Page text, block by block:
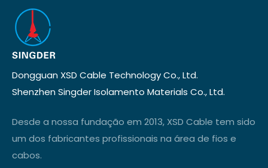
Dongguan XSD Cable Technology Co., Ltd.
Shenzhen Singder Isolamento Materials Co., Ltd.
Desde a nossa fundação em 2013, XSD Cable tem sido
um dos fabricantes profissionais na área de fios e
cabos.